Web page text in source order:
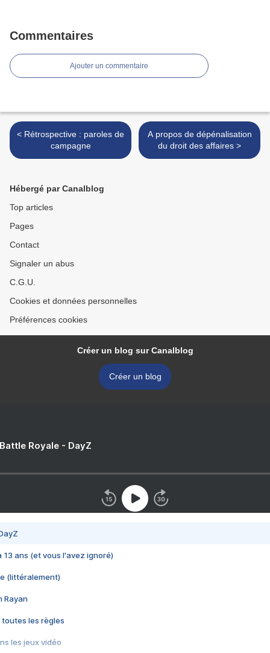
Commentaires
Ajouter un commentaire
< Rétrospective : paroles de
campagne
A propos de dépénalisation
du droit des affaires >
Hébergé par Canalblog
Top articles
Pages
Contact
Signaler un abus
C.G.U.
Cookies et données personnelles
Préférences cookies
Créer un blog sur Canalblog
Créer un blog
Royale - DayZ
13 ans (et vous l'avez ignoré)
(littéralement)
Rayan
toutes les règles
les jeux vidéo